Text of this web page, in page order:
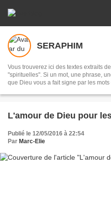
SERAPHIM
Vous trouverez ici des textes extraits
"spirituelles". Si un mot, une phrase,
que Dieu vous a fait signe par les
L'amour de Dieu pour
Publié le 12/05/2016 à 22:54
Par Marc-Elie